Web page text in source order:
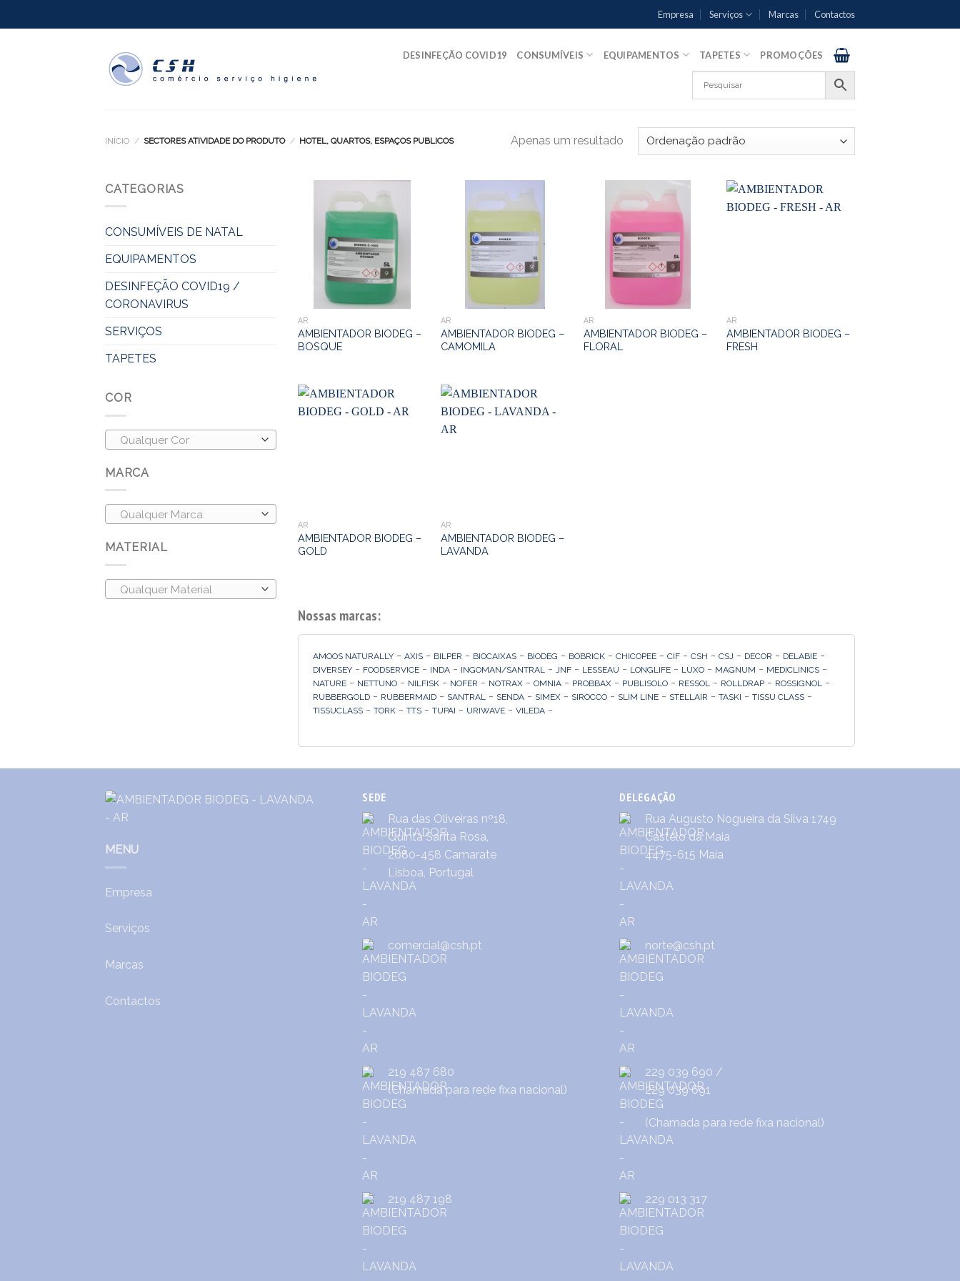
to
Empresa Serviços Marcas Contactos
DESINFEÇÃO COVID19 CONSUMÍVEIS EQUIPAMENTOS TAPETES PROMOÇÕES
INÍCIO / SECTORES ATIVIDADE DO PRODUTO / HOTEL, QUARTOS, ESPAÇOS PUBLICOS Apenas um resultado
CATEGORIAS
CONSUMÍVEIS DE NATAL
EQUIPAMENTOS
DESINFEÇÃO COVID19 /
CORONAVIRUS
SERVIÇOS
TAPETES
COR
Qualquer Cor
MARCA
Qualquer Marca
MATERIAL
Qualquer Material
AR
AMBIENTADOR BIODEG –
BOSQUE
AR
AMBIENTADOR BIODEG –
CAMOMILA
AR
AMBIENTADOR BIODEG –
FLORAL
AR
AMBIENTADOR BIODEG –
FRESH
AR
AMBIENTADOR BIODEG –
GOLD
AR
AMBIENTADOR BIODEG –
LAVANDA
Nossas marcas:
AMOOS NATURALLY - AXIS - BILPER - BIOCAIXAS - BIODEG - BOBRICK - CHICOPEE - CIF - CSH - CSJ - DECOR - DELABIE -
DIVERSEY - FOODSERVICE - INDA - INGOMAN/SANTRAL - JNF - LESSEAU - LONGLIFE - LUXO - MAGNUM - MEDICLINICS -
NATURE - NETTUNO - NILFISK - NOFER - NOTRAX - OMNIA - PROBBAX - PUBLISOLO - RESSOL - ROLLDRAP - ROSSIGNOL -
RUBBERGOLD - RUBBERMAID - SANTRAL - SENDA - SIMEX - SIROCCO - SLIM LINE - STELLAIR - TASKI - TISSU CLASS -
TISSUCLASS - TORK - TTS - TUPAI - URIWAVE - VILEDA -
MENU
Empresa
Serviços
Marcas
Contactos
SEDE
Rua das Oliveiras nº18,
Quinta Santa Rosa,
2680-458 Camarate
Lisboa, Portugal
comercial@csh.pt
219 487 680
(Chamada para rede fixa nacional)
219 487 198
DELEGAÇÃO
Rua Augusto Nogueira da Silva 1749
Castêlo da Maia
4475-615 Maia
norte@csh.pt
229 039 690 /
229 039 691
(Chamada para rede fixa nacional)
229 013 317